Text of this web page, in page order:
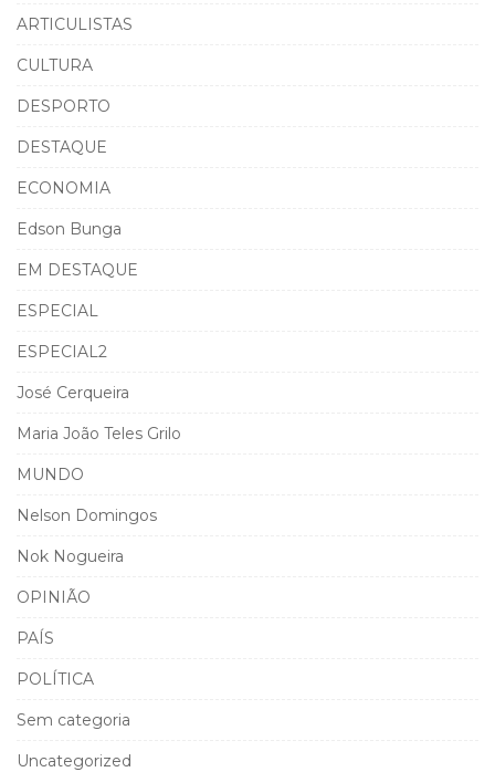
ARTICULISTAS
CULTURA
DESPORTO
DESTAQUE
ECONOMIA
Edson Bunga
EM DESTAQUE
ESPECIAL
ESPECIAL2
José Cerqueira
Maria João Teles Grilo
MUNDO
Nelson Domingos
Nok Nogueira
OPINIÃO
PAÍS
POLÍTICA
Sem categoria
Uncategorized